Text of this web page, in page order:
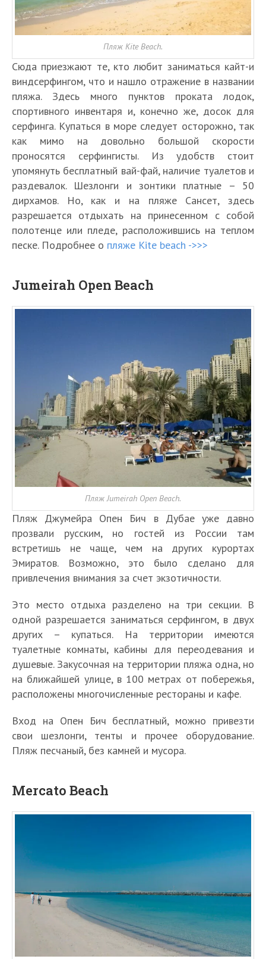
Пляж Kite Beach.
Сюда приезжают те, кто любит заниматься кайт-и
виндсерфингом, что и нашло отражение в названии
пляжа. Здесь много пунктов проката лодок,
спортивного инвентаря и, конечно же, досок для
серфинга. Купаться в море следует осторожно, так
как мимо на довольно большой скорости
проносятся серфингисты. Из удобств стоит
упомянуть бесплатный вай-фай, наличие туалетов и
раздевалок. Шезлонги и зонтики платные – 50
дирхамов. Но, как и на пляже Сансет, здесь
разрешается отдыхать на принесенном с собой
полотенце или пледе, расположившись на теплом
песке. Подробнее о пляже Kite beach ->>>
Jumeirah Open Beach
Пляж Jumeirah Open Beach.
Пляж Джумейра Опен Бич в Дубае уже давно
прозвали русским, но гостей из России там
встретишь не чаще, чем на других курортах
Эмиратов. Возможно, это было сделано для
привлечения внимания за счет экзотичности.
Это место отдыха разделено на три секции. В
одной разрешается заниматься серфингом, в двух
других – купаться. На территории имеются
туалетные комнаты, кабины для переодевания и
душевые. Закусочная на территории пляжа одна, но
на ближайшей улице, в 100 метрах от побережья,
расположены многочисленные рестораны и кафе.
Вход на Опен Бич бесплатный, можно привезти
свои шезлонги, тенты и прочее оборудование.
Пляж песчаный, без камней и мусора.
Mercato Beach